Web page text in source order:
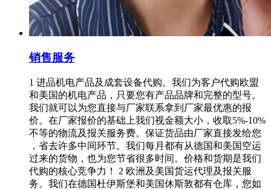
销售服务
1 进品机电产品及成套设备代购。我们为客户代购欧盟
和美国的机电产品，只要您有产品品牌和完整的型号。
我们就可以为您直接与厂家联系拿到厂家最优惠的报
价。在厂家报价的基础上我们视金额大小，收取5%-10%
不等的物流及报关服务费。保证货品由厂家直接发给您
，省去许多中间环节。我们每月都有从德国和美国空运
过来的货物，也为您节省很多时间。价格和货期是我们
代购的核心竞争力！ 2 欧洲及美国货运代理及报关服
务。我们在德国杜伊斯堡和美国休斯敦都有仓库，您如